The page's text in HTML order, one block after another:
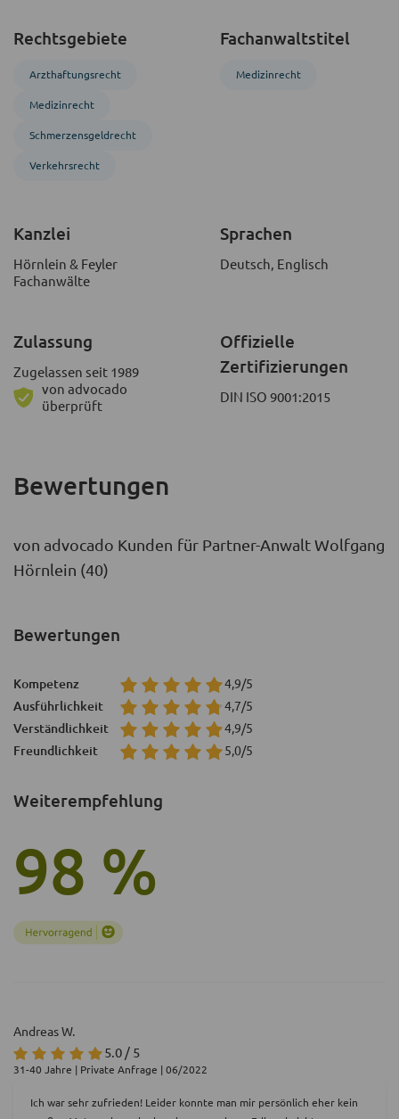
Rechtsgebiete
Arzthaftungsrecht
Medizinrecht
Schmerzensgeldrecht
Verkehrsrecht
Fachanwaltstitel
Medizinrecht
Kanzlei
Hörnlein & Feyler
Fachanwälte
Sprachen
Deutsch, Englisch
Zulassung
Zugelassen seit 1989
von advocado
überprüft
Offizielle
Zertifizierungen
DIN ISO 9001:2015
Bewertungen
von advocado Kunden für Partner-Anwalt Wolfgang
Hörnlein (40)
Weiterempfehlung
98 %
Bewertungen
Kompetenz 4,9/5
Ausführlichkeit 4,7/5
Verständlichkeit 4,9/5
Freundlichkeit 5,0/5
Andreas W.
5.0 / 5
31-40 Jahre | Private Anfrage | 06/2022
Ich war sehr zufrieden! Leider konnte man mir persönlich eher kein